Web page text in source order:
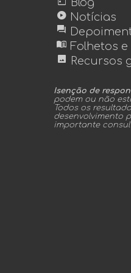
Blog
play_circle Notícias
forum
menu_book Folhetos
image Recursos
Isenção de
podem ou não
Todos os
desenvolvimento
importante